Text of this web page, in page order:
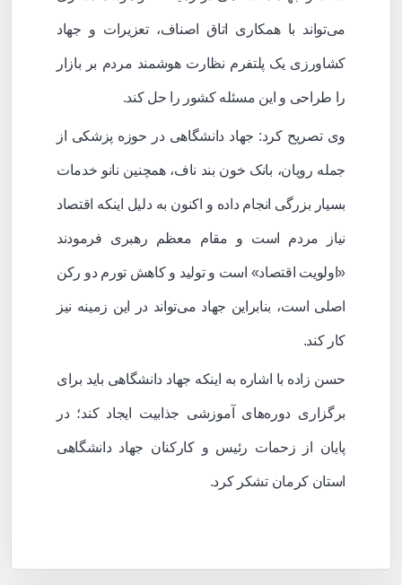
می‌تواند با همکاری اتاق اصناف، تعزیرات و جهاد
کشاورزی یک پلتفرم نظارت هوشمند مردم بر بازار
را طراحی و این مسئله کشور را حل کند.
وی تصریح کرد: جهاد دانشگاهی در حوزه پزشکی از
جمله رویان، بانک خون بند ناف، همچنین نانو خدمات
بسیار بزرگی انجام داده و اکنون به دلیل اینکه اقتصاد
نیاز مردم است و مقام معظم رهبری فرمودند
«اولویت اقتصاد» است و تولید و کاهش تورم دو رکن
اصلی است، بنابراین جهاد می‌تواند در این زمینه نیز
کار کند.
حسن زاده با اشاره به اینکه جهاد دانشگاهی باید برای
برگزاری دوره‌های آموزشی جذابیت ایجاد کند؛ در
پایان از زحمات رئیس و کارکنان جهاد دانشگاهی
استان کرمان تشکر کرد.